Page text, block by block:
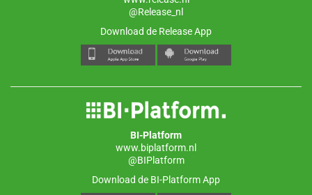
@Release_nl
Download de Release App
BI-Platform
www.biplatform.nl
@BIPlatform
Download de BI-Platform App